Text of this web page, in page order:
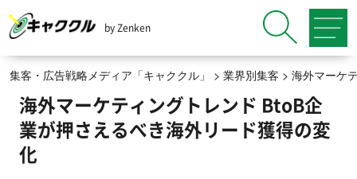
by Zenken
集客・広告戦略メディア「キャククル」 > 業界別集客 > 海外マーケ
海外マーケティングトレンド BtoB企
業が押さえるべき海外リード獲得の変
化